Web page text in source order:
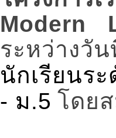
Modern
ระหว่าง
นักเรียนร
- ม.5 โดย